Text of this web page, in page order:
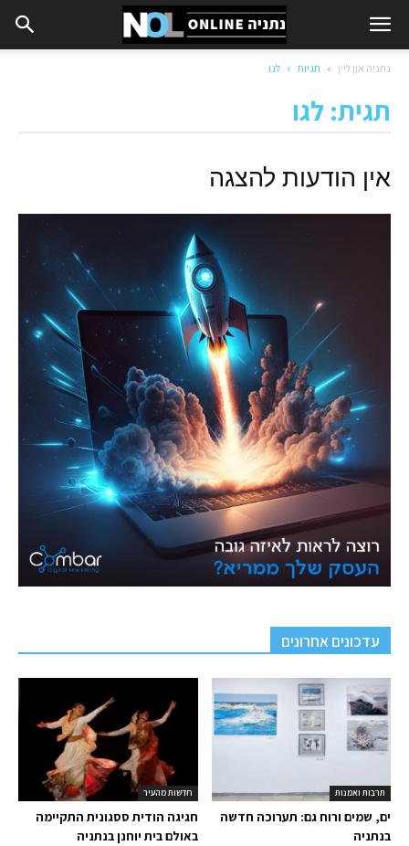
נתניה און ליין תגיות לגו
תגית: לגו
אין הודעות להצגה
עדכונים אחרונים
חדשות מהעיר
חגיגה הודית ססגונית התקיימה
באולם בית יוחנן בנתניה
תרבות ואמנות
ים, שמים ורוח גם: תערוכה חדשה
בנתניה